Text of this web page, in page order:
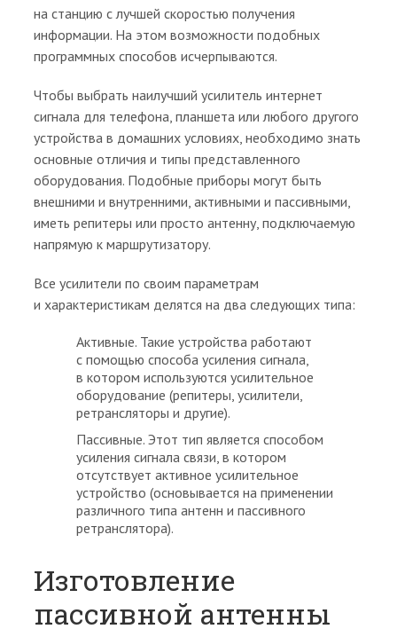
на станцию с лучшей скоростью получения
информации. На этом возможности подобных
программных способов исчерпываются.
Чтобы выбрать наилучший усилитель интернет
сигнала для телефона, планшета или любого другого
устройства в домашних условиях, необходимо знать
основные отличия и типы представленного
оборудования. Подобные приборы могут быть
внешними и внутренними, активными и пассивными,
иметь репитеры или просто антенну, подключаемую
напрямую к маршрутизатору.
Все усилители по своим параметрам
и характеристикам делятся на два следующих типа:
Активные. Такие устройства работают
с помощью способа усиления сигнала,
в котором используются усилительное
оборудование (репитеры, усилители,
ретрансляторы и другие).
Пассивные. Этот тип является способом
усиления сигнала связи, в котором
отсутствует активное усилительное
устройство (основывается на применении
различного типа антенн и пассивного
ретранслятора).
Изготовление
пассивной антенны